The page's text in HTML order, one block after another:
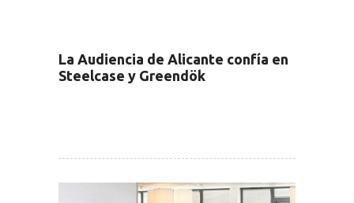
La Audiencia de Alicante confía en
Steelcase y Greendök